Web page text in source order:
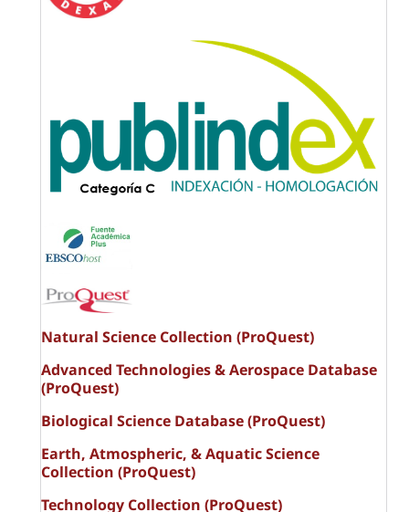
Natural Science Collection (ProQuest)
Advanced Technologies & Aerospace Database
(ProQuest)
Biological Science Database (ProQuest)
Earth, Atmospheric, & Aquatic Science
Collection (ProQuest)
Technology Collection (ProQuest)